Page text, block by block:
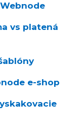
vs platená
e-shop